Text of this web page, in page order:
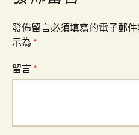
覽
發佈留言必須填寫的電子郵件
示為 *
留言 *